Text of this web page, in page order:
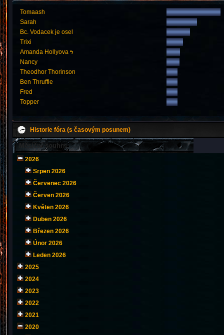
Tomaash
Sarah
Bc. Vodacek je osel
Trixi
Amanda Hollyova ϟ
Nancy
Theodhor Thorinson
Ben Thruffle
Fred
Topper
Historie fóra (s časovým posunem)
Měsíční souhrn
2026
Srpen 2026
Červenec 2026
Červen 2026
Květen 2026
Duben 2026
Březen 2026
Únor 2026
Leden 2026
2025
2024
2023
2022
2021
2020